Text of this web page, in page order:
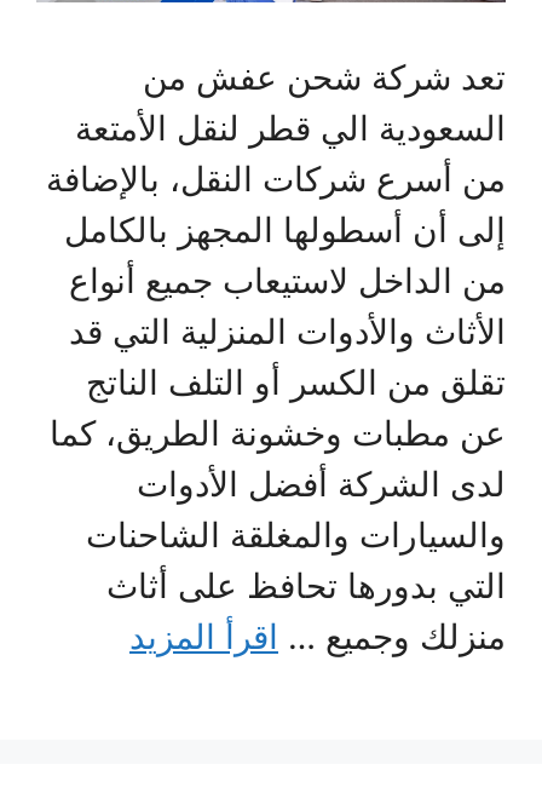
تعد شركة شحن عفش من
السعودية الي قطر لنقل الأمتعة
من أسرع شركات النقل، بالإضافة
إلى أن أسطولها المجهز بالكامل
من الداخل لاستيعاب جميع أنواع
الأثاث والأدوات المنزلية التي قد
تقلق من الكسر أو التلف الناتج
عن مطبات وخشونة الطريق، كما
لدى الشركة أفضل الأدوات
والسيارات والمغلقة الشاحنات
التي بدورها تحافظ على أثاث
منزلك وجميع … اقرأ المزيد